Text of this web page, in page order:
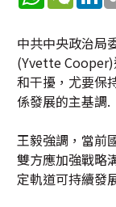
中共中央政治局
(Yvette Cooper)
和干擾，尤要保
係發展的主基調.
王毅強調，當前
雙方應加強戰略
定軌道可持續發